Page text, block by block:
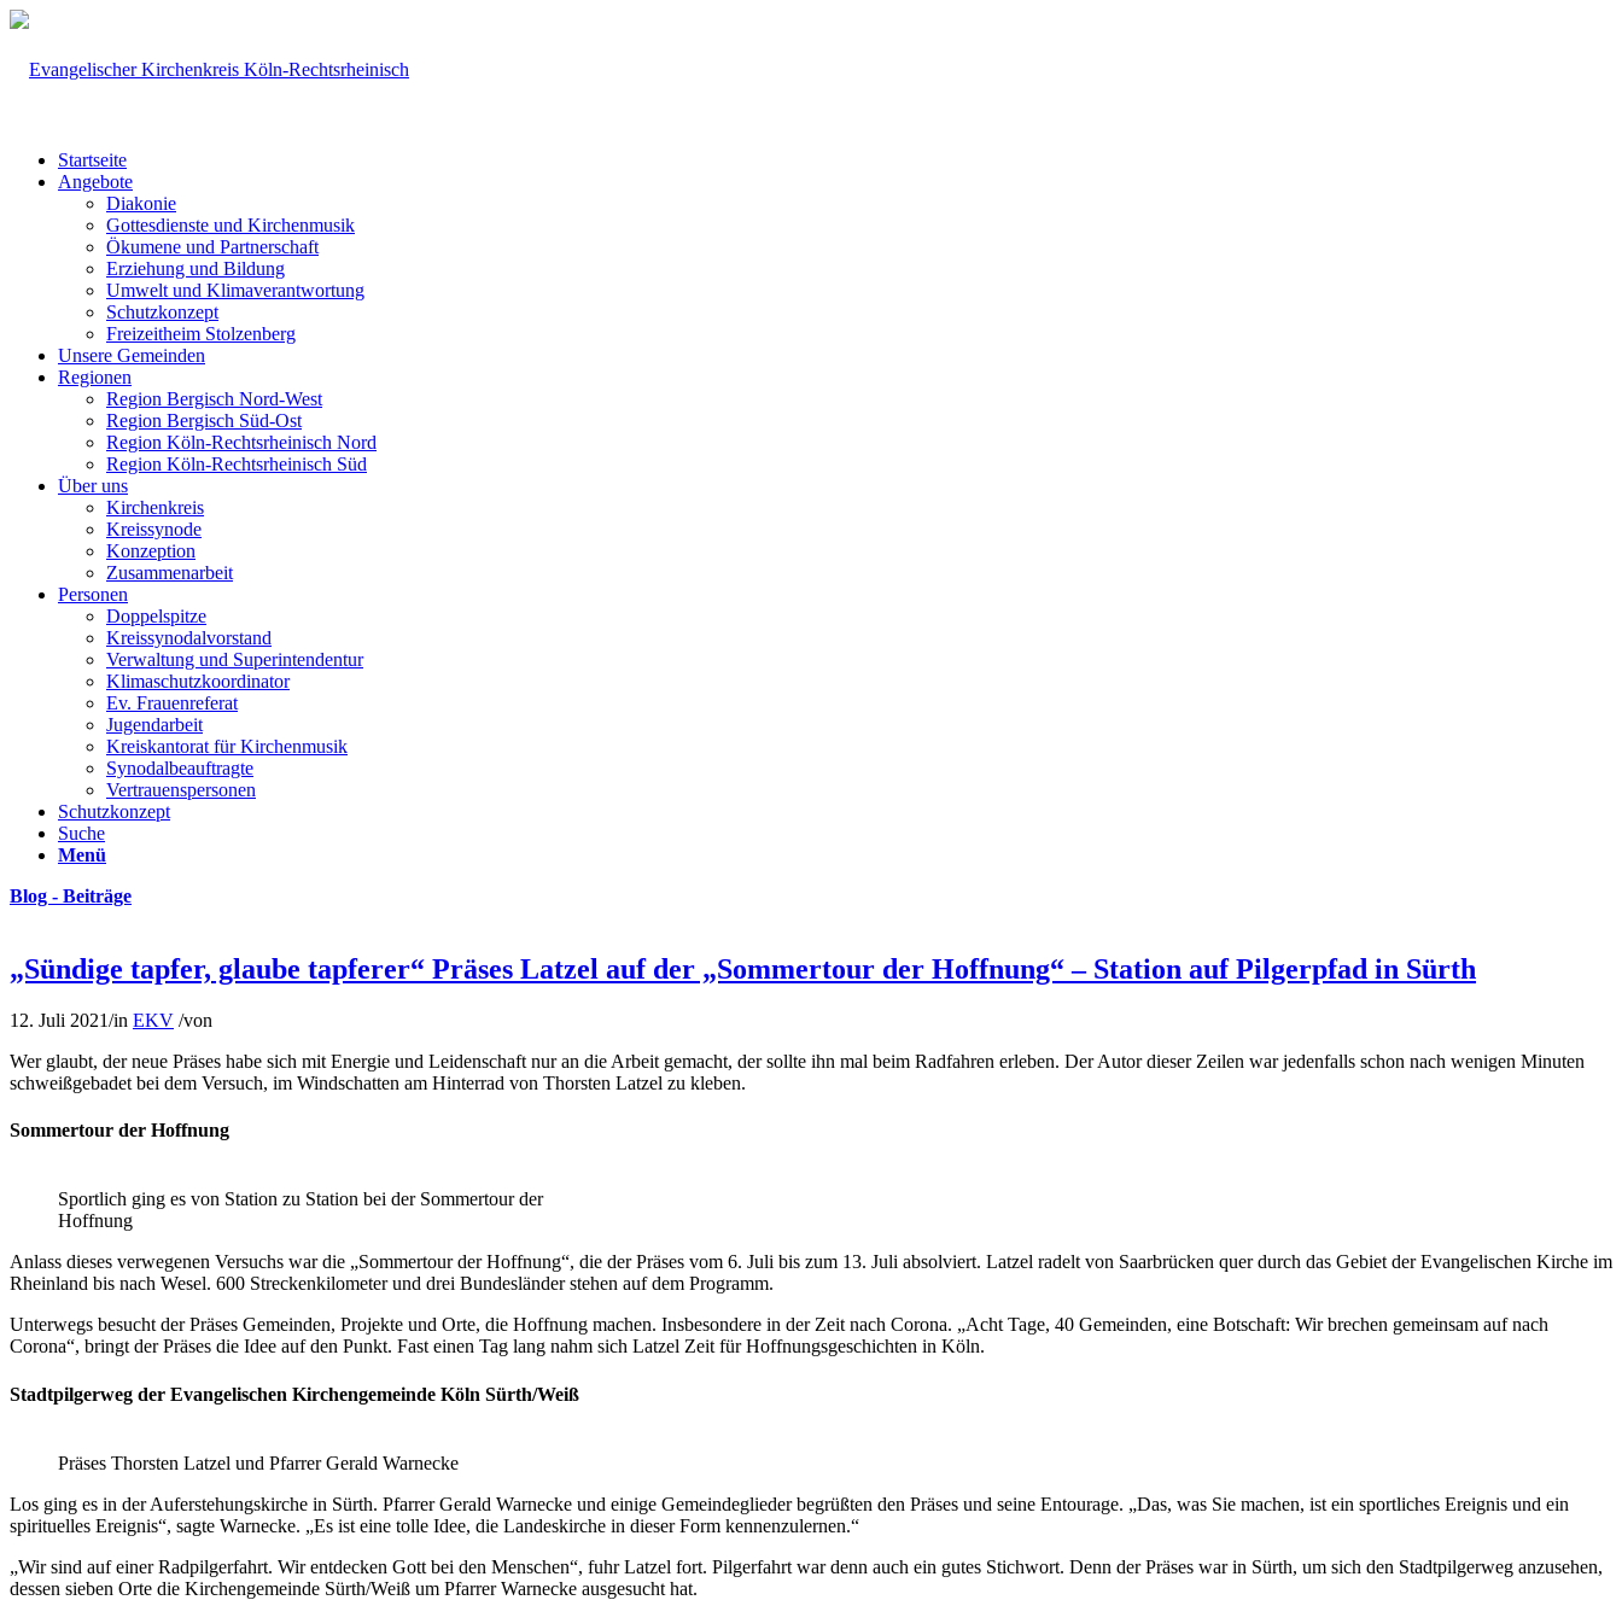
Startseite
Angebote
Diakonie
Gottesdienste und Kirchenmusik
Ökumene und Partnerschaft
Erziehung und Bildung
Umwelt und Klimaverantwortung
Schutzkonzept
Freizeitheim Stolzenberg
Unsere Gemeinden
Regionen
Region Bergisch Nord-West
Region Bergisch Süd-Ost
Region Köln-Rechtsrheinisch Nord
Region Köln-Rechtsrheinisch Süd
Über uns
Kirchenkreis
Kreissynode
Konzeption
Zusammenarbeit
Personen
Doppelspitze
Kreissynodalvorstand
Verwaltung und Superintendentur
Klimaschutzkoordinator
Ev. Frauenreferat
Jugendarbeit
Kreiskantorat für Kirchenmusik
Synodalbeauftragte
Vertrauenspersonen
Schutzkonzept
Suche
Menü
Blog - Beiträge
„Sündige tapfer, glaube tapferer“ Präses Latzel auf der „Sommertour der Hoffnung“ – Station auf Pilgerpfad in Sürth
12. Juli 2021/in EKV /von
Wer glaubt, der neue Präses habe sich mit Energie und Leidenschaft nur an die Arbeit gemacht, der sollte ihn mal beim Radfahren erleben. Der Autor dieser Zeilen war jedenfalls schon nach wenigen Minuten
schweißgebadet bei dem Versuch, im Windschatten am Hinterrad von Thorsten Latzel zu kleben.
Sommertour der Hoffnung
Sportlich ging es von Station zu Station bei der Sommertour der
Hoffnung
Anlass dieses verwegenen Versuchs war die „Sommertour der Hoffnung“, die der Präses vom 6. Juli bis zum 13. Juli absolviert. Latzel radelt von Saarbrücken quer durch das Gebiet der Evangelischen Kirche im
Rheinland bis nach Wesel. 600 Streckenkilometer und drei Bundesländer stehen auf dem Programm.
Unterwegs besucht der Präses Gemeinden, Projekte und Orte, die Hoffnung machen. Insbesondere in der Zeit nach Corona. „Acht Tage, 40 Gemeinden, eine Botschaft: Wir brechen gemeinsam auf nach
Corona“, bringt der Präses die Idee auf den Punkt. Fast einen Tag lang nahm sich Latzel Zeit für Hoffnungsgeschichten in Köln.
Stadtpilgerweg der Evangelischen Kirchengemeinde Köln Sürth/Weiß
Präses Thorsten Latzel und Pfarrer Gerald Warnecke
Los ging es in der Auferstehungskirche in Sürth. Pfarrer Gerald Warnecke und einige Gemeindeglieder begrüßten den Präses und seine Entourage. „Das, was Sie machen, ist ein sportliches Ereignis und ein
spirituelles Ereignis“, sagte Warnecke. „Es ist eine tolle Idee, die Landeskirche in dieser Form kennenzulernen.“
„Wir sind auf einer Radpilgerfahrt. Wir entdecken Gott bei den Menschen“, fuhr Latzel fort. Pilgerfahrt war denn auch ein gutes Stichwort. Denn der Präses war in Sürth, um sich den Stadtpilgerweg anzusehen,
dessen sieben Orte die Kirchengemeinde Sürth/Weiß um Pfarrer Warnecke ausgesucht hat.